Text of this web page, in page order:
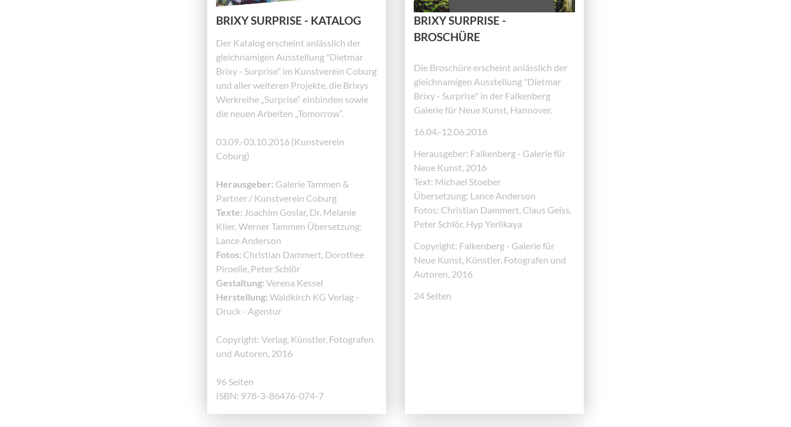
BRIXY SURPRISE - KATALOG
Der Katalog erscheint anlässlich der
gleichnamigen Ausstellung "Dietmar
Brixy - Surprise" im Kunstverein Coburg
und aller weiteren Projekte, die Brixys
Werkreihe „Surprise“ einbinden sowie
die neuen Arbeiten „Tomorrow“.
03.09.-03.10.2016 (Kunstverein
Coburg)
Herausgeber: Galerie Tammen &
Partner / Kunstverein Coburg
Texte: Joachim Goslar, Dr. Melanie
Klier, Werner Tammen Übersetzung:
Lance Anderson
Fotos: Christian Dammert, Dorothee
Piroelle, Peter Schlör
Gestaltung: Verena Kessel
Herstellung: Waldkirch KG Verlag -
Druck - Agentur
Copyright: Verlag, Künstler, Fotografen
und Autoren, 2016
96 Seiten
ISBN: 978-3-86476-074-7
BRIXY SURPRISE -
BROSCHÜRE
Die Broschüre erscheint anlässlich der
gleichnamigen Ausstellung "Dietmar
Brixy - Surprise" in der Falkenberg
Galerie für Neue Kunst, Hannover.
16.04.-12.06.2016
Herausgeber: Falkenberg - Galerie für
Neue Kunst, 2016
Text: Michael Stoeber
Übersetzung: Lance Anderson
Fotos: Christian Dammert, Claus Geiss,
Peter Schlör, Hyp Yerlikaya
Copyright: Falkenberg - Galerie für
Neue Kunst, Künstler, Fotografen und
Autoren, 2016
24 Seiten